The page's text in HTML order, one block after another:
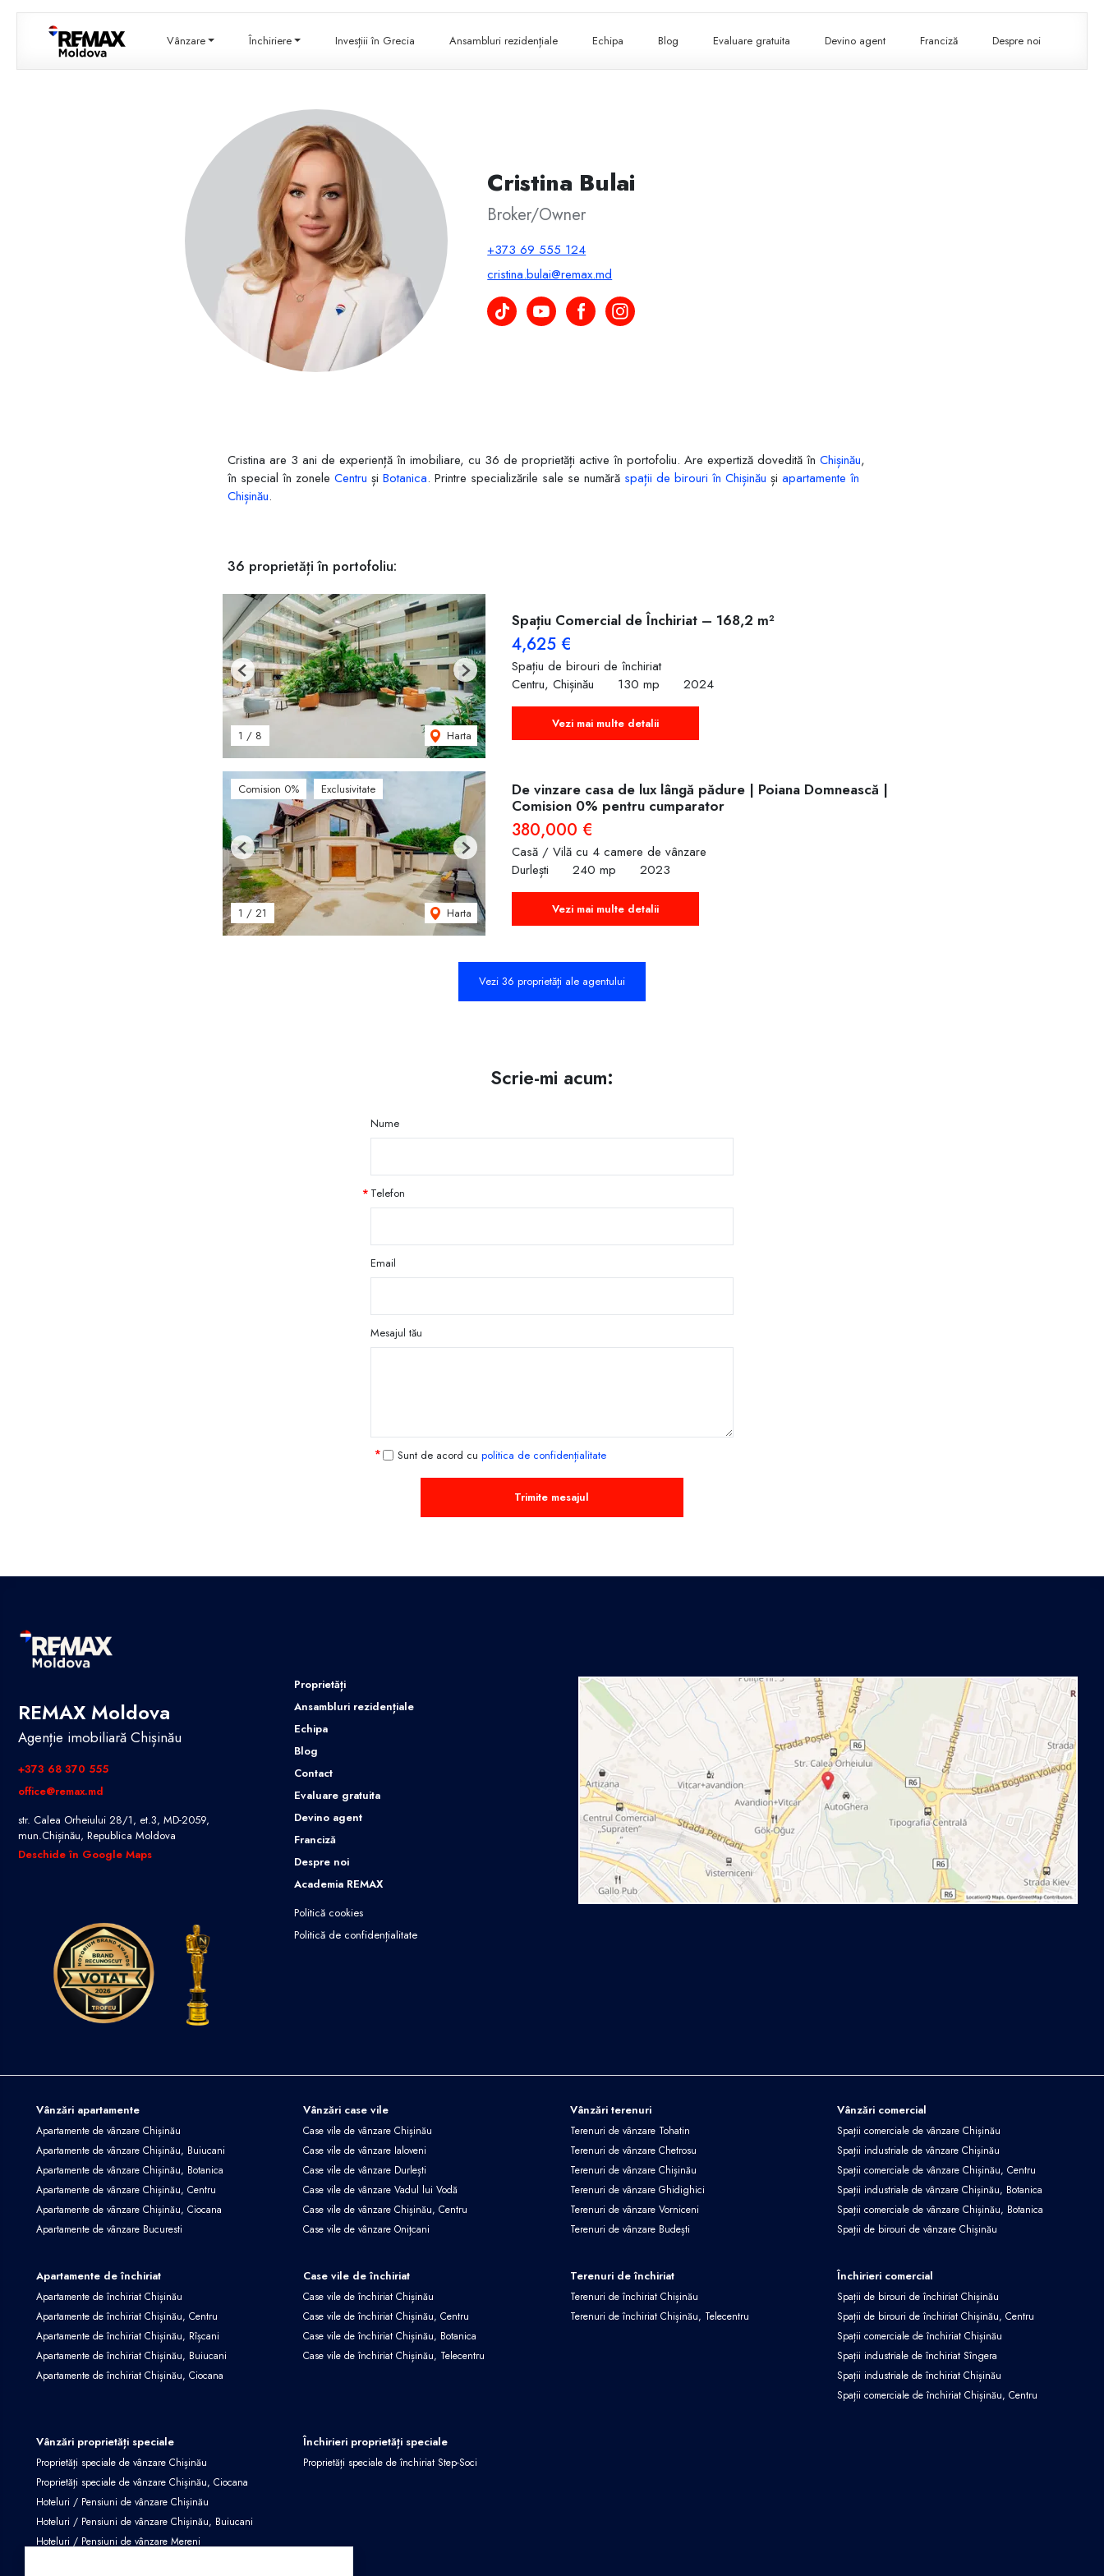
Vânzare Închiriere Invesțiii în Grecia Ansambluri rezidențiale Echipa Blog Evaluare gratuita Devino agent Franciză Despre noi
Cristina Bulai
Broker/Owner
+373 69 555 124
cristina.bulai@remax.md
Cristina Bulai pe TikTok
Cristina Bulai pe YouTube
Cristina Bulai pe Facebook
Cristina Bulai pe Instagram
Cristina are 3 ani de experiență în imobiliare, cu 36 de proprietăți active în portofoliu. Are expertiză dovedită înChișinău,
în special în zoneleCentru șiBotanica. Printre specializările sale se numără spații de birouri în Chișinău șiapartamente în
Chișinău.
36 proprietăți în portofoliu:
1 / 8 Harta
Previous Next
Spațiu Comercial de Închiriat – 168,2 m²
4,625 €
Spațiu de birouri de închiriat
Centru, Chișinău
130 mp 2024
Vezi mai multe detalii
Comision 0% Exclusivitate
1 /21 Harta
Previous Next
De vinzare casa de lux lângă pădure | Poiana Domnească |
Comision 0% pentru cumparator
380,000 €
Casă / Vilă cu 4 camere de vânzare
Durlești
240 mp 2023
Vezi mai multe detalii
Vezi 36 proprietăți ale agentului
Scrie-mi acum:
Nume
Telefon
Email
Mesajul tău
Sunt de acord cu politica de confidențialitate
Trimite mesajul
REMAX Moldova
Agenție imobiliară Chișinău
+373 68 370 555
office@remax.md
str. Calea Orheiului 28/1, et.3, MD-2059,
mun.Chișinău, Republica Moldova
Deschide în Google Maps
Proprietăți
Ansambluri rezidențiale
Echipa
Blog
Contact
Evaluare gratuita
Devino agent
Franciză
Despre noi
Academia REMAX
Politică cookies
Politică de confidențialitate
Vânzări apartamente
Apartamente de vânzare Chișinău
Apartamente de vânzare Chișinău, Buiucani
Apartamente de vânzare Chișinău, Botanica
Apartamente de vânzare Chișinău, Centru
Apartamente de vânzare Chișinău, Ciocana
Apartamente de vânzare Bucuresti
Vânzări case vile
Case vile de vânzare Chișinău
Case vile de vânzare Ialoveni
Case vile de vânzare Durlești
Case vile de vânzare Vadul lui Vodă
Case vile de vânzare Chișinău, Centru
Case vile de vânzare Onițcani
Vânzări terenuri
Terenuri de vânzare Tohatin
Terenuri de vânzare Chetrosu
Terenuri de vânzare Chișinău
Terenuri de vânzare Ghidighici
Terenuri de vânzare Vorniceni
Terenuri de vânzare Budești
Vânzări comercial
Spații comerciale de vânzare Chișinău
Spații industriale de vânzare Chișinău
Spații comerciale de vânzare Chișinău, Centru
Spații industriale de vânzare Chișinău, Botanica
Spații comerciale de vânzare Chișinău, Botanica
Spații de birouri de vânzare Chișinău
Apartamente de închiriat
Apartamente de închiriat Chișinău
Apartamente de închiriat Chișinău, Centru
Apartamente de închiriat Chișinău, Rîșcani
Apartamente de închiriat Chișinău, Buiucani
Apartamente de închiriat Chișinău, Ciocana
Case vile de închiriat
Case vile de închiriat Chișinău
Case vile de închiriat Chișinău, Centru
Case vile de închiriat Chișinău, Botanica
Case vile de închiriat Chișinău, Telecentru
Terenuri de închiriat
Terenuri de închiriat Chișinău
Terenuri de închiriat Chișinău, Telecentru
Închirieri comercial
Spații de birouri de închiriat Chișinău
Spații de birouri de închiriat Chișinău, Centru
Spații comerciale de închiriat Chișinău
Spații industriale de închiriat Sîngera
Spații industriale de închiriat Chișinău
Spații comerciale de închiriat Chișinău, Centru
Vânzări proprietăți speciale
Proprietăți speciale de vânzare Chișinău
Proprietăți speciale de vânzare Chișinău, Ciocana
Hoteluri / Pensiuni de vânzare Chișinău
Hoteluri / Pensiuni de vânzare Chișinău, Buiucani
Hoteluri / Pensiuni de vânzare Mereni
Închirieri proprietăți speciale
Proprietăți speciale de închiriat Step-Soci